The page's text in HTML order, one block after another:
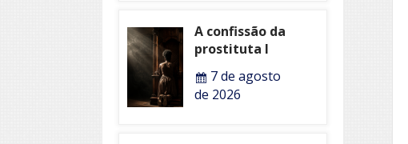
A confissão da
prostituta I
7 de agosto
de 2026